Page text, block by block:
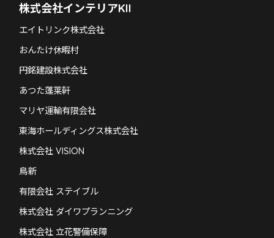
株式会社インテリアKII
エイトリンク株式会社
おんたけ休暇村
円銘建設株式会社
あつた蓬莱軒
マリヤ運輸有限会社
東海ホールディングス株式会社
株式会社 VISION
鳥新
有限会社 ステイブル
株式会社 ダイワプランニング
株式会社 立花警備保障